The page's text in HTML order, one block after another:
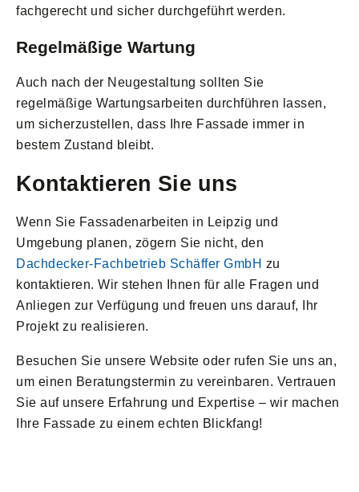
fachgerecht und sicher durchgeführt werden.
Regelmäßige Wartung
Auch nach der Neugestaltung sollten Sie
regelmäßige Wartungsarbeiten durchführen lassen,
um sicherzustellen, dass Ihre Fassade immer in
bestem Zustand bleibt.
Kontaktieren Sie uns
Wenn Sie Fassadenarbeiten in Leipzig und
Umgebung planen, zögern Sie nicht, den
Dachdecker-Fachbetrieb Schäffer GmbH zu
kontaktieren. Wir stehen Ihnen für alle Fragen und
Anliegen zur Verfügung und freuen uns darauf, Ihr
Projekt zu realisieren.
Besuchen Sie unsere Website oder rufen Sie uns an,
um einen Beratungstermin zu vereinbaren. Vertrauen
Sie auf unsere Erfahrung und Expertise – wir machen
Ihre Fassade zu einem echten Blickfang!